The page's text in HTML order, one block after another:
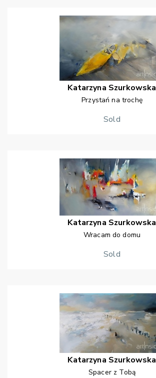
Katarzyna Szurkowska
Przystań na trochę
Sold
Katarzyna Szurkowska
Wracam do domu
Sold
Katarzyna Szurkowska
Spacer z Tobą